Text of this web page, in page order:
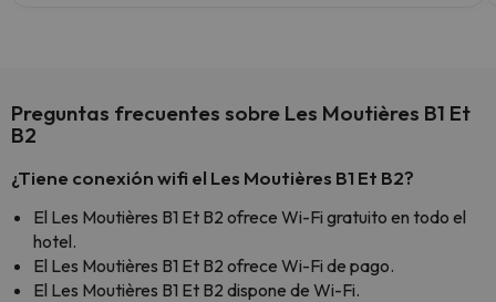
Preguntas frecuentes sobre Les Moutières B1 Et
B2
¿Tiene conexión wifi el Les Moutières B1 Et B2?
El Les Moutières B1 Et B2 ofrece Wi-Fi gratuito en todo el
hotel.
El Les Moutières B1 Et B2 ofrece Wi-Fi de pago.
El Les Moutières B1 Et B2 dispone de Wi-Fi.